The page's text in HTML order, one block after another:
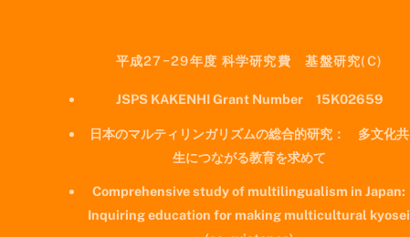
平成27−29年度 科学研究費 基盤研究(C)
JSPS KAKENHI Grant Number 15K02659
日本のマルティリンガリズムの総合的研究： 多文化共
生につながる教育を求めて
Comprehensive study of multilingualism in Japan:
Inquiring education for making multicultural kyosei